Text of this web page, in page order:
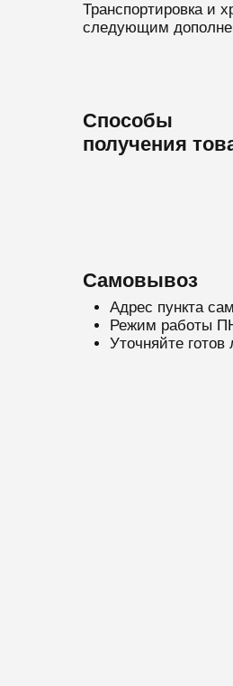
Транспортировка и
следующим
Способы
получения
Самовывоз
Адрес пункта
Режим работы
Уточняйте